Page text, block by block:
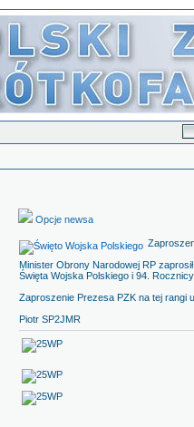
Opcje newsa
Minister Obrony Narodowej RP
Święta Wojska Polskiego i 94.
Zaproszenie Prezesa PZK na tej
Piotr SP2JMR